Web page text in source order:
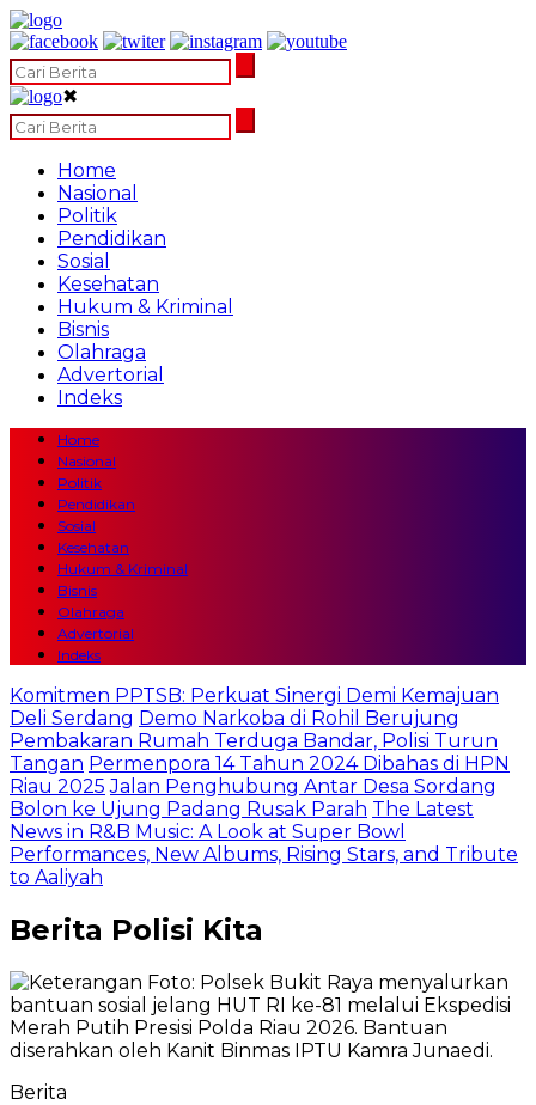
✖
Home
Nasional
Politik
Pendidikan
Sosial
Kesehatan
Hukum & Kriminal
Bisnis
Olahraga
Advertorial
Indeks
Home
Nasional
Politik
Pendidikan
Sosial
Kesehatan
Hukum & Kriminal
Bisnis
Olahraga
Advertorial
Indeks
Komitmen PPTSB: Perkuat Sinergi Demi Kemajuan
Deli Serdang Demo Narkoba di Rohil Berujung
Pembakaran Rumah Terduga Bandar, Polisi Turun
Tangan Permenpora 14 Tahun 2024 Dibahas di HPN
Riau 2025 Jalan Penghubung Antar Desa Sordang
Bolon ke Ujung Padang Rusak Parah The Latest
News in R&B Music: A Look at Super Bowl
Performances, New Albums, Rising Stars, and Tribute
to Aaliyah
Berita Polisi Kita
Berita